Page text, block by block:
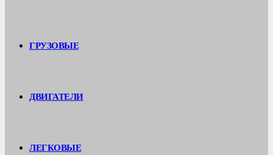
ГРУЗОВЫЕ
ДВИГАТЕЛИ
ЛЕГКОВЫЕ